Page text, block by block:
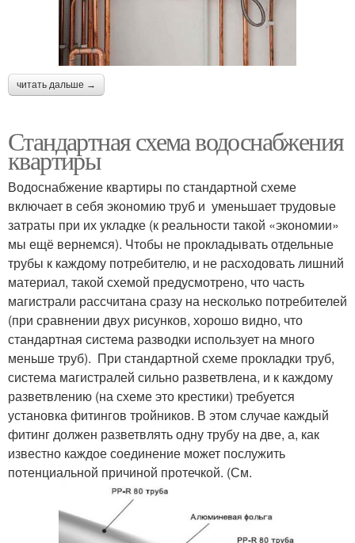
читать дальше →
Стандартная схема водоснабжения
квартиры
Водоснабжение квартиры по стандартной схеме
включает в себя экономию труб и уменьшает трудовые
затраты при их укладке (к реальности такой «экономии»
мы ещё вернемся). Чтобы не прокладывать отдельные
трубы к каждому потребителю, и не расходовать лишний
материал, такой схемой предусмотрено, что часть
магистрали рассчитана сразу на несколько потребителей
(при сравнении двух рисунков, хорошо видно, что
стандартная система разводки использует на много
меньше труб). При стандартной схеме прокладки труб,
система магистралей сильно разветвлена, и к каждому
разветвлению (на схеме это крестики) требуется
установка фитингов тройников. В этом случае каждый
фитинг должен разветвлять одну трубу на две, а, как
известно каждое соединение может послужить
потенциальной причиной протечкой. (См.